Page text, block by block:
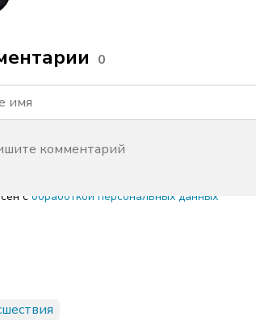
0
с обработкой персональных данных